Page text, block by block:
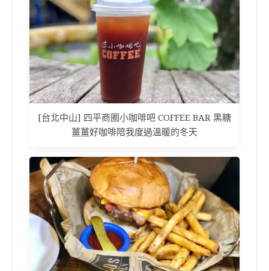
[台北中山] 四平商圈小咖啡吧 COFFEE BAR 黑糖
薑薑好咖啡陪我度過溫暖的冬天